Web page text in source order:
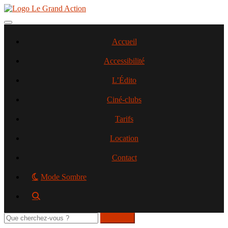
Aller
contenu
Toggle navigation
Accueil
Accessibilité
L’Édito
Ciné-clubs
Tarifs
Location
Contact
Mode Sombre
Rechercher
sur